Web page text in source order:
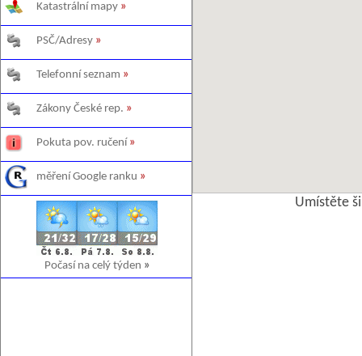
Katastrální mapy »
PSČ/Adresy »
Telefonní seznam »
Zákony České rep. »
Pokuta pov. ručení »
měření Google ranku »
Počasí na celý týden »
Umístěte